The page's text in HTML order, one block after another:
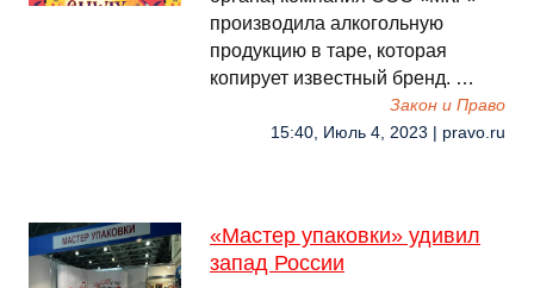
производила алкогольную
продукцию в таре, которая
копирует известный бренд. …
Закон и Право
15:40, Июль 4, 2023 | pravo.ru
«Мастер упаковки» удивил
запад России